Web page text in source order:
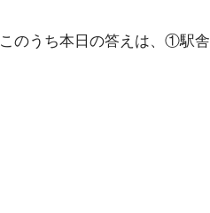
このうち本日の答えは、①駅